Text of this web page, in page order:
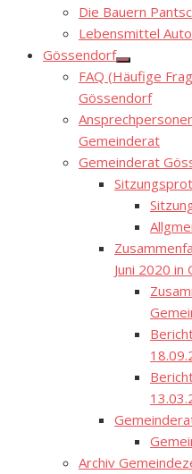
Die Bauern
Lebensmittel
Gössendorf
Show
sub
menu
FAQ (Häufige
Gössendorf
Gemeinderat
Gemeinderat
Juni 2020
Archiv